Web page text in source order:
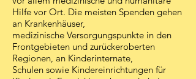
Hilfe vor Ort. Die meisten Spenden gehen
an Krankenhäuser,
medizinische Versorgungspunkte in den
Frontgebieten und zurückeroberten
Regionen, an Kinderinternate,
Schulen sowie Kindereinrichtungen für